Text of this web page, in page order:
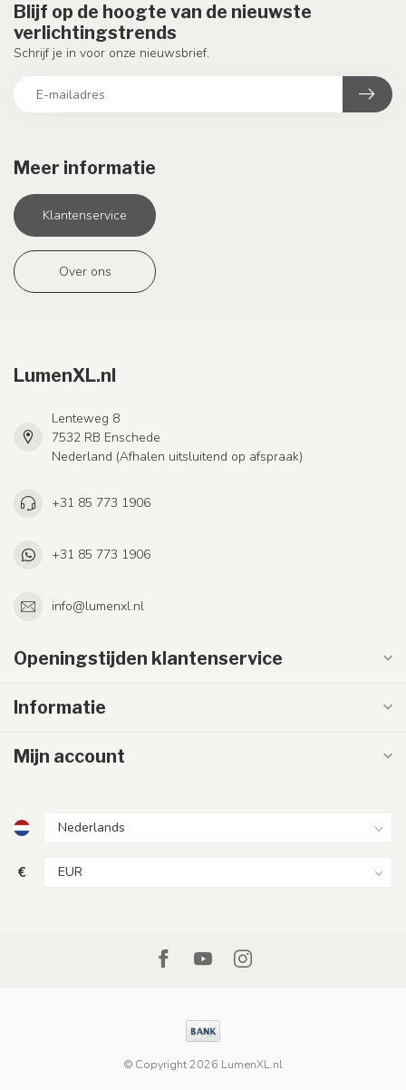
Meer informatie
Klantenservice
Over ons
Blijf op de hoogte van de nieuwste
verlichtingstrends
Schrijf je in voor onze nieuwsbrief.
LumenXL.nl
Lenteweg 8
7532 RB Enschede
Nederland (Afhalen uitsluitend op afspraak)
+31 85 773 1906
+31 85 773 1906
info@lumenxl.nl
Openingstijden klantenservice
Informatie
Mijn account
€
© Copyright 2026 LumenXL.nl